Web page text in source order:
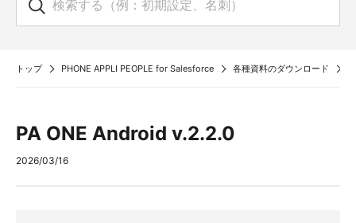
トップ PHONE APPLI PEOPLE for Salesforce 各種資料のダウンロード
PA ONE Android v.2.2.0
2026/03/16